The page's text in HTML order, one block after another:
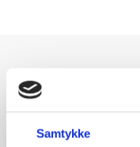
Samtykke
Nyheder